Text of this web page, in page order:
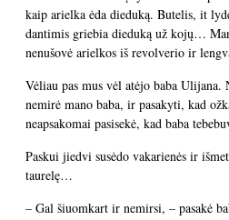
kaip arielka ėda dieduką. Butelis, it
dantimis griebia dieduką už kojų…
nenušovė arielkos iš revolverio ir
Vėliau pas mus vėl atėjo baba
nemirė mano baba, ir pasakyti, kad
neapsakomai pasisekė, kad baba
Paskui jiedvi susėdo vakarienės ir
taurelę…
– Gal šiuomkart ir nemirsi, – pasakė